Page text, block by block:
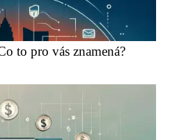
to pro vás znamená?